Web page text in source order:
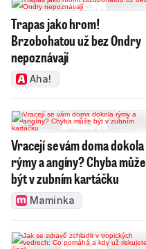
Trapas jako hrom!
Brzobohatou už bez Ondry
nepoznávají
Aha!
Vracejí se vám doma dokola
rýmy a angíny? Chyba může
být v zubním kartáčku
Maminka